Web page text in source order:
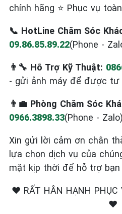
chính hãng ⭐ Phục vụ
📞 HotLine Chăm Sóc
09.86.85.89.22(Phone -
👨‍🔧 Hỗ Trợ Kỹ Thuật:
- gửi ảnh máy để được tư
👨‍💼 Phòng Chăm Sóc
0966.3898.33(Phone - Zalo)
Xin gửi lời cảm ơn chân
lựa chọn dịch vụ của
mặt kịp thời để hỗ trợ bạn
❤️ RẤT HÂN HẠNH PHỤC
❤️